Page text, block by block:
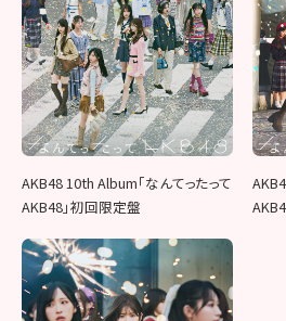
AKB48 10th Album「なんてったって
AKB48」初回限定盤